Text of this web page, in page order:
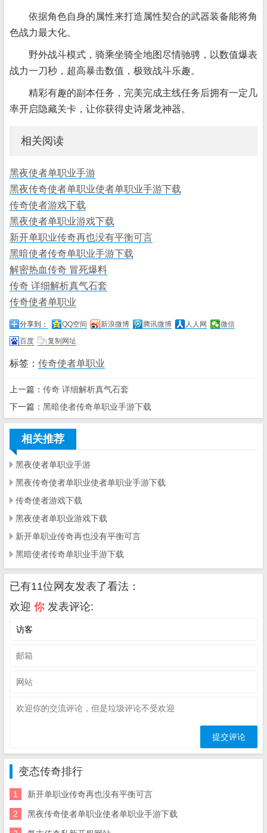
依据角色自身的属性来打造属性契合的武器装备能将角
色战力最大化。
野外战斗模式，骑乘坐骑全地图尽情驰骋，以数值爆表
战力一刀秒，超高暴击数值，极致战斗乐趣。
精彩有趣的副本任务，完美完成主线任务后拥有一定几
率开启隐藏关卡，让你获得史诗屠龙神器。
相关阅读
黑夜使者单职业手游
黑夜传奇使者单职业使者单职业手游下载
传奇使者游戏下载
黑夜使者单职业游戏下载
新开单职业传奇再也没有平衡可言
黑暗使者传奇单职业手游下载
解密热血传奇 冒死爆料
传奇 详细解析真气石套
传奇使者单职业
分享到： QQ空间 新浪微博 腾讯微博 人人网
微信
百度
复制网址
标签： 传奇使者单职业
上一篇： 传奇 详细解析真气石套
下一篇： 黑暗使者传奇单职业手游下载
相关推荐
黑夜使者单职业手游
黑夜传奇使者单职业使者单职业手游下载
传奇使者游戏下载
黑夜使者单职业游戏下载
新开单职业传奇再也没有平衡可言
黑暗使者传奇单职业手游下载
已有11位网友发表了看法：
欢迎 你 发表评论:
变态传奇排行
1 新开单职业传奇再也没有平衡可言
2 黑夜传奇使者单职业使者单职业手游下载